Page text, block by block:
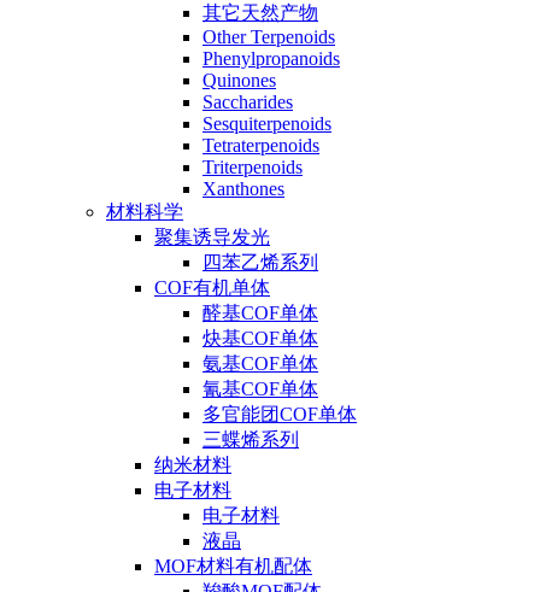
其它天然产物
Other Terpenoids
Phenylpropanoids
Quinones
Saccharides
Sesquiterpenoids
Tetraterpenoids
Triterpenoids
Xanthones
材料科学
聚集诱导发光
四苯乙烯系列
COF有机单体
醛基COF单体
炔基COF单体
氨基COF单体
氰基COF单体
多官能团COF单体
三蝶烯系列
纳米材料
电子材料
电子材料
液晶
MOF材料有机配体